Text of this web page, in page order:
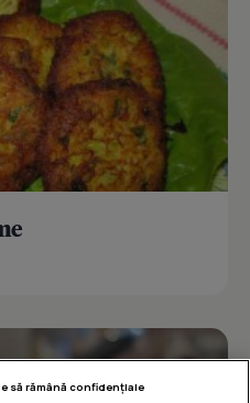
să rămână confidențiale